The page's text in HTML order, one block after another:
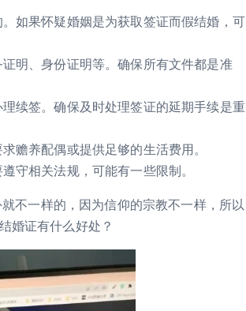
如果怀疑婚姻是为获取签证而假结婚，可
明、身份证明等。确保所有文件都是准
续签。确保及时处理签证的延期手续是重
赡养配偶或提供足够的生活费用。
守相关法规，可能有一些限制。
不一样的，因为信仰的宗教不一样，所以
婚证有什么好处？